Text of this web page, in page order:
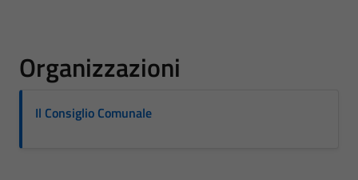
Organizzazioni
Il Consiglio Comunale